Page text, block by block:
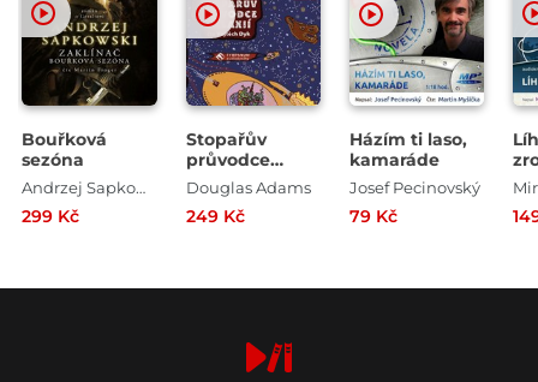
Bouřková
sezóna
Andrzej Sapkowski
299 Kč
Stopařův
průvodce
galaxií
Douglas Adams
249 Kč
Házím ti laso,
kamaráde
Josef Pecinovský
79 Kč